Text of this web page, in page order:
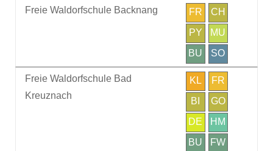
Freie Waldorfschule Backnang FR
CH
PY
MU
BU
SO
Freie Waldorfschule Bad
Kreuznach
KL
FR
BI
GO
DE
HM
BU
FW